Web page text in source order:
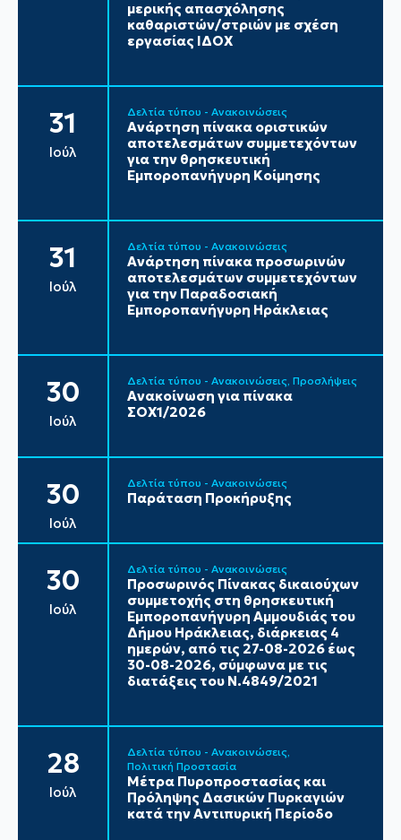
μερικής απασχόλησης
καθαριστών/στριών με σχέση
εργασίας ΙΔΟΧ
31
Ιούλ
Δελτία τύπου - Ανακοινώσεις
Ανάρτηση πίνακα οριστικών
αποτελεσμάτων συμμετεχόντων
για την θρησκευτική
Εμποροπανήγυρη Κοίμησης
31
Ιούλ
Δελτία τύπου - Ανακοινώσεις
Ανάρτηση πίνακα προσωρινών
αποτελεσμάτων συμμετεχόντων
για την Παραδοσιακή
Εμποροπανήγυρη Ηράκλειας
30
Ιούλ
Δελτία τύπου - Ανακοινώσεις Προσλήψεις
Ανακοίνωση για πίνακα
ΣΟΧ1/2026
30
Ιούλ
Δελτία τύπου - Ανακοινώσεις
Παράταση Προκήρυξης
30
Ιούλ
Δελτία τύπου - Ανακοινώσεις
Προσωρινός Πίνακας δικαιούχων
συμμετοχής στη θρησκευτική
Εμποροπανήγυρη Αμμουδιάς του
Δήμου Ηράκλειας, διάρκειας 4
ημερών, από τις 27-08-2026 έως
30-08-2026, σύμφωνα με τις
διατάξεις του Ν.4849/2021
28
Ιούλ
Δελτία τύπου - Ανακοινώσεις
Πολιτική Προστασία
Μέτρα Πυροπροστασίας και
Πρόληψης Δασικών Πυρκαγιών
κατά την Αντιπυρική Περίοδο